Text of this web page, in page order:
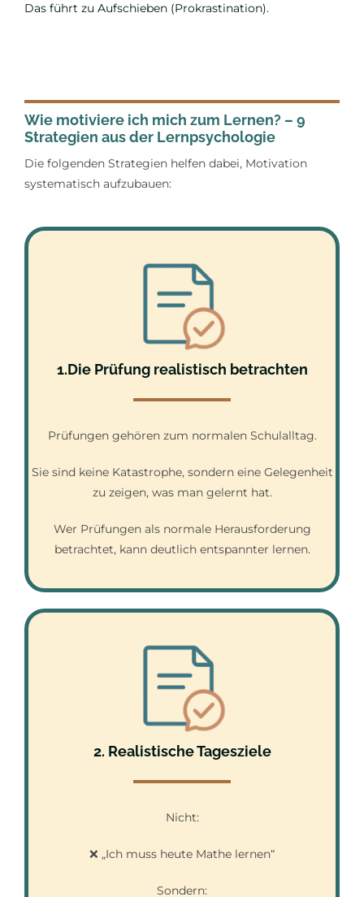
Das führt zu Aufschieben (Prokrastination).
Wie motiviere ich mich zum Lernen? – 9
Strategien aus der Lernpsychologie
Die folgenden Strategien helfen dabei, Motivation
systematisch aufzubauen:
1.Die Prüfung realistisch betrachten
Prüfungen gehören zum normalen Schulalltag.
Sie sind keine Katastrophe, sondern eine Gelegenheit
zu zeigen, was man gelernt hat.
Wer Prüfungen als normale Herausforderung
betrachtet, kann deutlich entspannter lernen.
2. Realistische Tagesziele
Nicht:
❌ „Ich muss heute Mathe lernen“
Sondern: